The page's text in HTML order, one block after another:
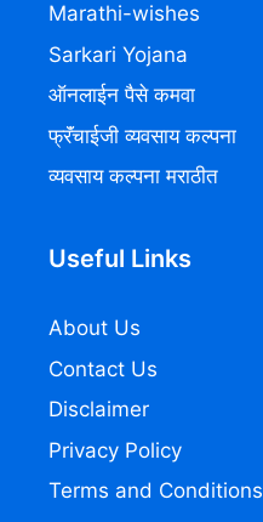
Marathi-wishes
Sarkari Yojana
ऑनलाईन पैसे कमवा
फ्रॅंचाईजी व्यवसाय कल्पना
व्यवसाय कल्पना मराठीत
Useful Links
About Us
Contact Us
Disclaimer
Privacy Policy
Terms and Conditions